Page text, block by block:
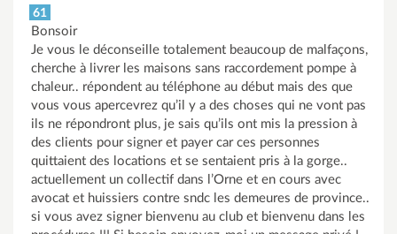
61
Bonsoir
Je vous le déconseille totalement beaucoup de malfaçons,
cherche à livrer les maisons sans raccordement pompe à
chaleur.. répondent au téléphone au début mais des que
vous vous apercevrez qu’il y a des choses qui ne vont pas
ils ne répondront plus, je sais qu’ils ont mis la pression à
des clients pour signer et payer car ces personnes
quittaient des locations et se sentaient pris à la gorge..
actuellement un collectif dans l’Orne et en cours avec
avocat et huissiers contre sndc les demeures de province..
si vous avez signer bienvenu au club et bienvenu dans les